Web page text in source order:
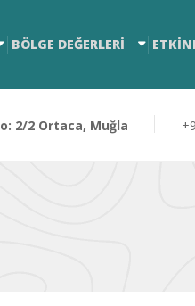
BÖLGE DEĞERLERİ
2/2 Ortaca, Muğla